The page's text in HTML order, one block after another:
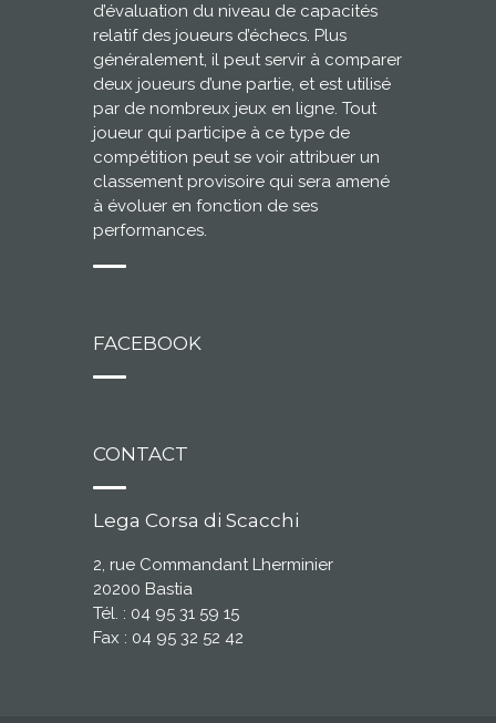
d’évaluation du niveau de capacités
relatif des joueurs d’échecs. Plus
généralement, il peut servir à comparer
deux joueurs d’une partie, et est utilisé
par de nombreux jeux en ligne. Tout
joueur qui participe à ce type de
compétition peut se voir attribuer un
classement provisoire qui sera amené
à évoluer en fonction de ses
performances.
FACEBOOK
CONTACT
Lega Corsa di Scacchi
2, rue Commandant Lherminier
20200 Bastia
Tél. : 04 95 31 59 15
Fax : 04 95 32 52 42